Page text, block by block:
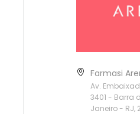
Farmasi
Av.
3401 - Barra
Janeiro - RJ,